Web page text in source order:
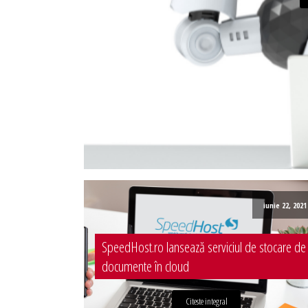
iunie 22, 2021
SpeedHost.ro lansează serviciul de stocare de
documente în cloud
Citeste integral